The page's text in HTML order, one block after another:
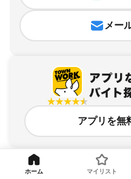
メー
アプリを無
ホーム マイリスト